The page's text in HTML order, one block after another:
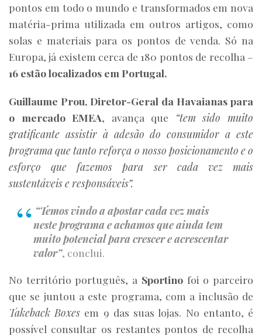
pontos em todo o mundo e transformados em nova
matéria-prima utilizada em outros artigos, como
solas e materiais para os pontos de venda. Só na
Europa, já existem cerca de 180 pontos de recolha –
16 estão localizados em Portugal.
Guillaume Prou, Diretor-Geral da Havaianas para
o mercado EMEA, avança que “tem sido muito
gratificante assistir à adesão do consumidor a este
programa que tanto reforça o nosso posicionamento e o
esforço que fazemos para ser cada vez mais
sustentáveis e responsáveis”.
“Temos vindo a apostar cada vez mais
neste programa e achamos que ainda tem
muito potencial para crescer e acrescentar
valor”, conclui.
No território português, a Sportinofoi o parceiro
que se juntou a este programa, com a inclusão de
Takeback Boxes em 9 das suas lojas. No entanto, é
possível consultar os restantes pontos de recolha